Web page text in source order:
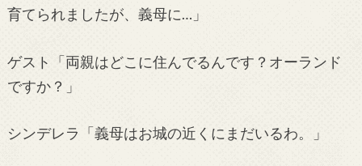
育てられましたが、義母に…」
ゲスト「両親はどこに住んでるんです？オーランド
ですか？」
シンデレラ「義母はお城の近くにまだいるわ。」